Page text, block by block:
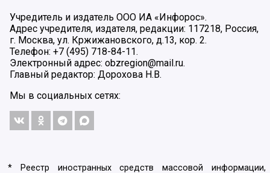
Учредитель и издатель ООО ИА «Инфорос».
Адрес учредителя, издателя, редакции: 117218, Россия,
г. Москва, ул. Кржижановского, д.13, кор. 2.
Телефон: +7 (495) 718-84-11.
Электронный адрес: obzregion@mail.ru.
Главный редактор: Дорохова Н.В.
Мы в социальных сетях:
* Реестр иностранных средств массовой информации,